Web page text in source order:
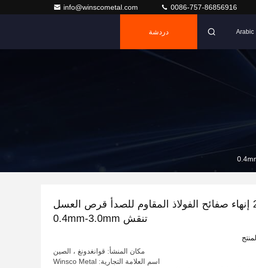
info@winscometal.com 0086-757-86856916
Arabic دردشة
2B إنهاء صفائح الفولاذ المقاوم للصدأ قرص العسل
تنقش 0.4mm-3.0mm
مكان المنشأ: قوانغدونغ ، الصين
اسم العلامة التجارية: Winsco Metal